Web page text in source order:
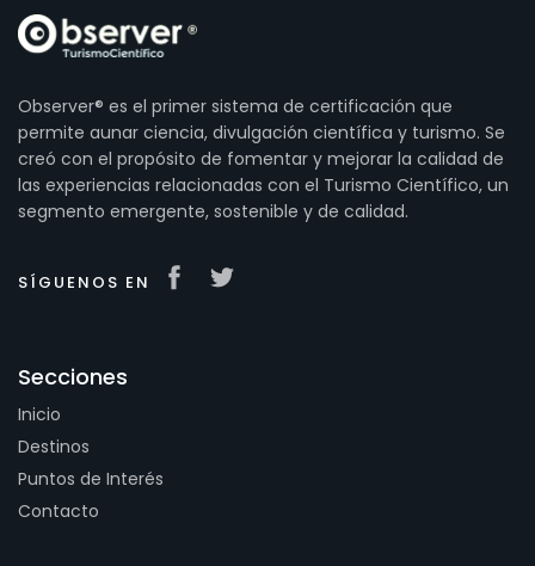
Observer® es el primer sistema de certificación que
permite aunar ciencia, divulgación científica y turismo. Se
creó con el propósito de fomentar y mejorar la calidad de
las experiencias relacionadas con el Turismo Científico, un
segmento emergente, sostenible y de calidad.
SÍGUENOS EN
Secciones
Inicio
Destinos
Puntos de Interés
Contacto